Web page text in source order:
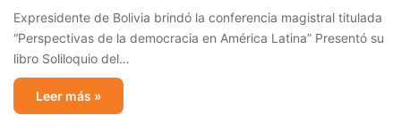
Expresidente de Bolivia brindó la conferencia magistral titulada
“Perspectivas de la democracia en América Latina” Presentó su
libro Soliloquio del…
Leer más »